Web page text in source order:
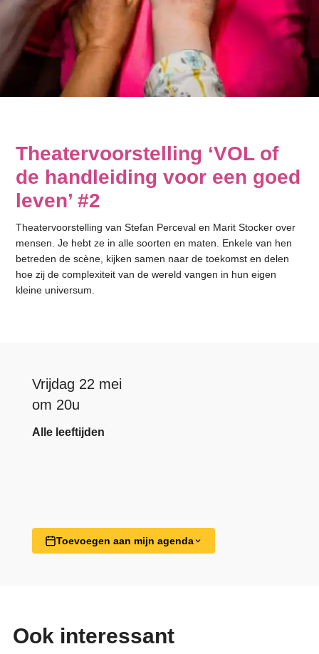
Theatervoorstelling ‘VOL of
de handleiding voor een goed
leven’ #2
Theatervoorstelling van Stefan Perceval en Marit Stocker over
mensen. Je hebt ze in alle soorten en maten. Enkele van hen
betreden de scène, kijken samen naar de toekomst en delen
hoe zij de complexiteit van de wereld vangen in hun eigen
kleine universum.
Vrijdag 22 mei
om 20u
Alle leeftijden
Toevoegen aan mijn agenda
Ook interessant